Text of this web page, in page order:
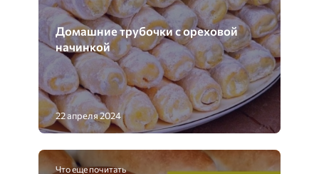
Домашние трубочки с ореховой
начинкой
22 апреля 2024
Что еще почитать